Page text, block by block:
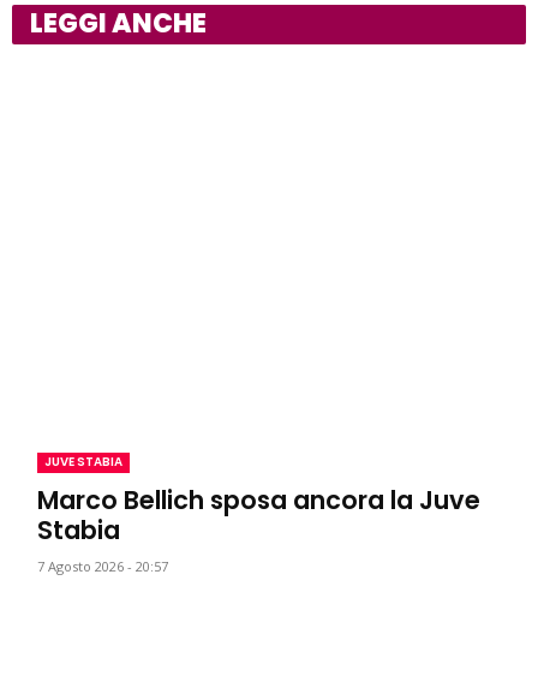
LEGGI ANCHE
JUVE STABIA
Marco Bellich sposa ancora la Juve
Stabia
7 Agosto 2026 - 20:57